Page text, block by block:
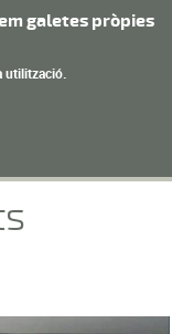
galetes pròpies
utilització.
de